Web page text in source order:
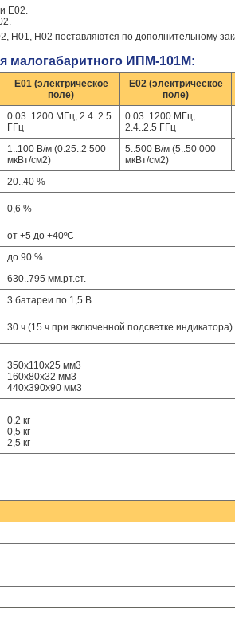
Е02.
Н01, Н02 поставляются по дополнительному
малогабаритного ИПМ-101М:
Е01 (электрическое
поле)
E02 (электрическое
поле)
0.03..1200 МГц, 2.4..2.5
ГГц
0.03..1200 МГц,
2.4..2.5 ГГц
1..100 В/м (0.25..2 500
мкВт/см2)
5..500 В/м (5..50 000
мкВт/см2)
20..40 %
0,6 %
от +5 до +40ºС
до 90 %
630..795 мм.рт.ст.
3 батареи по 1,5 В
30 ч (15 ч при включенной подсветке индикатора)
350х110х25 мм3
160х80х32 мм3
440х390х90 мм3
0,2 кг
0,5 кг
2,5 кг